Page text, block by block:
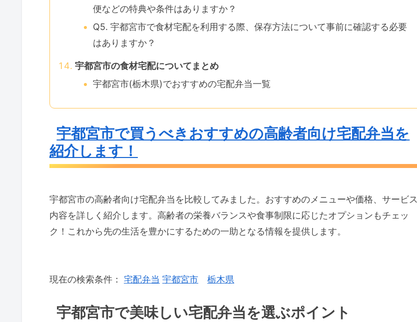
便などの特典や条件はありますか？
Q5. 宇都宮市で食材宅配を利用する際、保存方法について事前に確認する必要
はありますか？
宇都宮市の食材宅配についてまとめ
宇都宮市(栃木県)でおすすめの宅配弁当一覧
宇都宮市で買うべきおすすめの高齢者向け宅配弁当を
紹介します！
宇都宮市の高齢者向け宅配弁当を比較してみました。おすすめのメニューや価格、サービス
内容を詳しく紹介します。高齢者の栄養バランスや食事制限に応じたオプションもチェッ
ク！これから先の生活を豊かにするための一助となる情報を提供します。
現在の検索条件： 宅配弁当 宇都宮市 栃木県
宇都宮市で美味しい宅配弁当を選ぶポイント